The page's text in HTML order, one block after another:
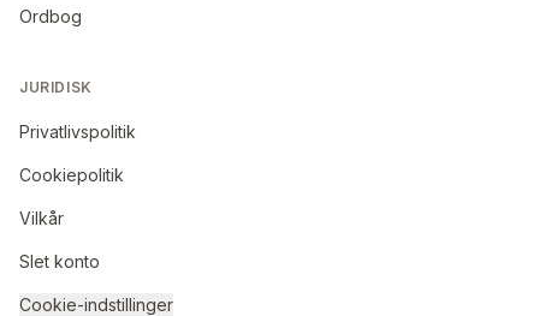
Ordbog
JURIDISK
Privatlivspolitik
Cookiepolitik
Vilkår
Slet konto
Cookie-indstillinger